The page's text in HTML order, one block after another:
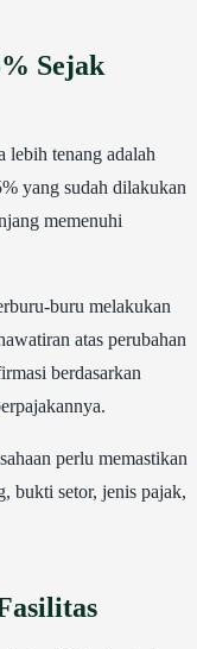
Sejak
lebih tenang adalah
yang sudah dilakukan
memenuhi
buru melakukan
atas perubahan
berdasarkan
perlu memastikan
bukti setor, jenis pajak,